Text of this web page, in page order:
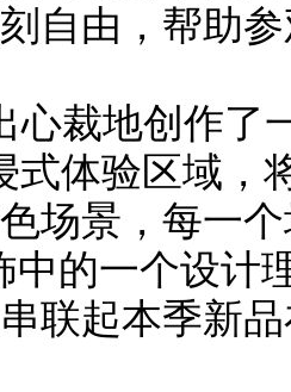
自由，帮助
裁地创作了
式体验区域，
场景，每一
中的一个设计
联起本季新